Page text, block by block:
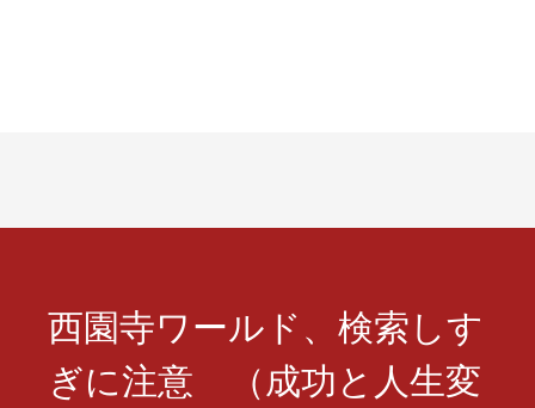
西園寺ワールド、検索しす
ぎに注意 （成功と人生変